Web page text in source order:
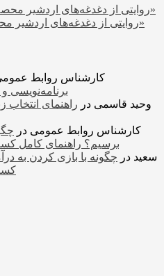
روایتی از دغدغه‌های اردشیر محصص در «در مدار اردشیر»
کارشناس روابط
برنامه‌نویسی
وحید قاسمی در راهنمای انتخاب
کارشناس روابط عمومی در
برسیم؟ راهنمای کامل
سعید در چگونه با بازی کردن به